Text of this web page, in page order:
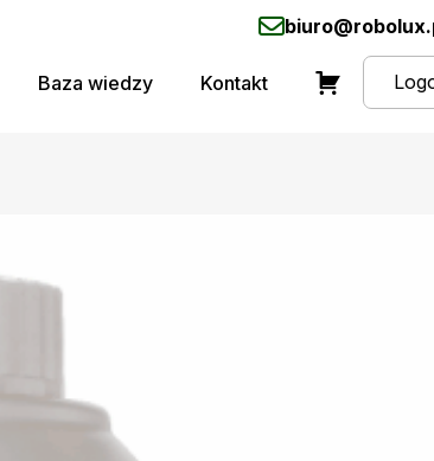
Baza wiedzy Kontakt